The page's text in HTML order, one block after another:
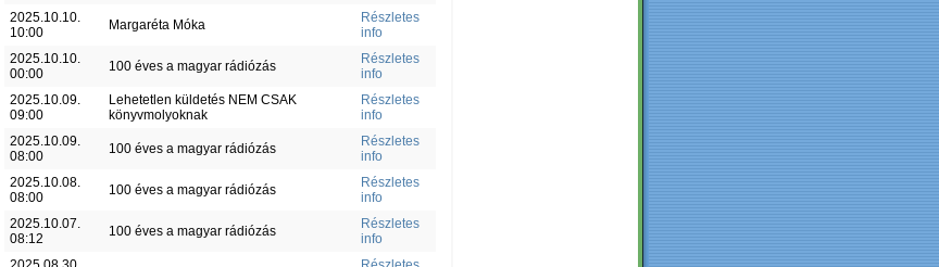
2025.10.10.
10:00
Margaréta Móka
Részletes
info
2025.10.10.
00:00
100 éves a magyar rádiózás
Részletes
info
2025.10.09.
09:00
Lehetetlen küldetés NEM CSAK
könyvmolyoknak
Részletes
info
2025.10.09.
08:00
100 éves a magyar rádiózás
Részletes
info
2025.10.08.
08:00
100 éves a magyar rádiózás
Részletes
info
2025.10.07.
08:12
100 éves a magyar rádiózás
Részletes
info